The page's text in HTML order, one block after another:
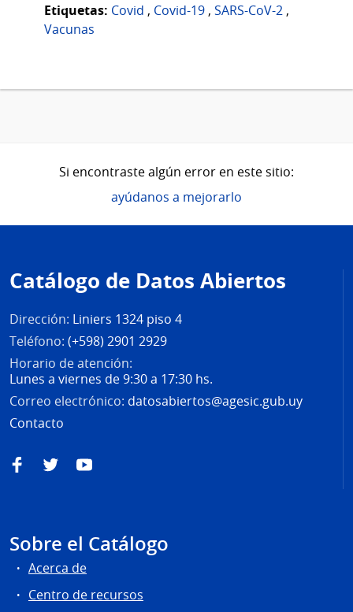
Etiquetas: Covid , Covid-19 , SARS-CoV-2 ,
Vacunas
Si encontraste algún error en este sitio:
ayúdanos a mejorarlo
de
página
Catálogo de Datos Abiertos
Dirección: Liniers 1324 piso 4
Teléfono: (+598) 2901 2929
Horario de atención:
Lunes a viernes de 9:30 a 17:30 hs.
Correo electrónico: datosabiertos@agesic.gub.uy
Contacto
FacebookTwitterYouTube
Sobre el Catálogo
Acerca de
Centro de recursos